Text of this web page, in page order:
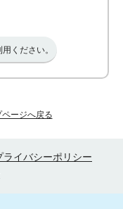
ください。
ページへ戻る
ライバシーポリシー